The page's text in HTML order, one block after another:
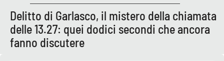
Lacitymag.it
Lacapitalenews.it
Delitto di Garlasco, il mistero della chiamata
delle 13.27: quei dodici secondi che ancora
fanno discutere